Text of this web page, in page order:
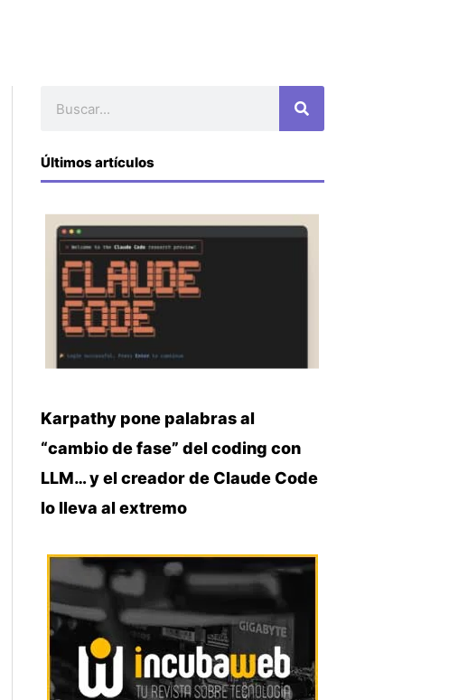
Últimos artículos
Karpathy pone palabras al
“cambio de fase” del coding con
LLM… y el creador de Claude Code
lo lleva al extremo